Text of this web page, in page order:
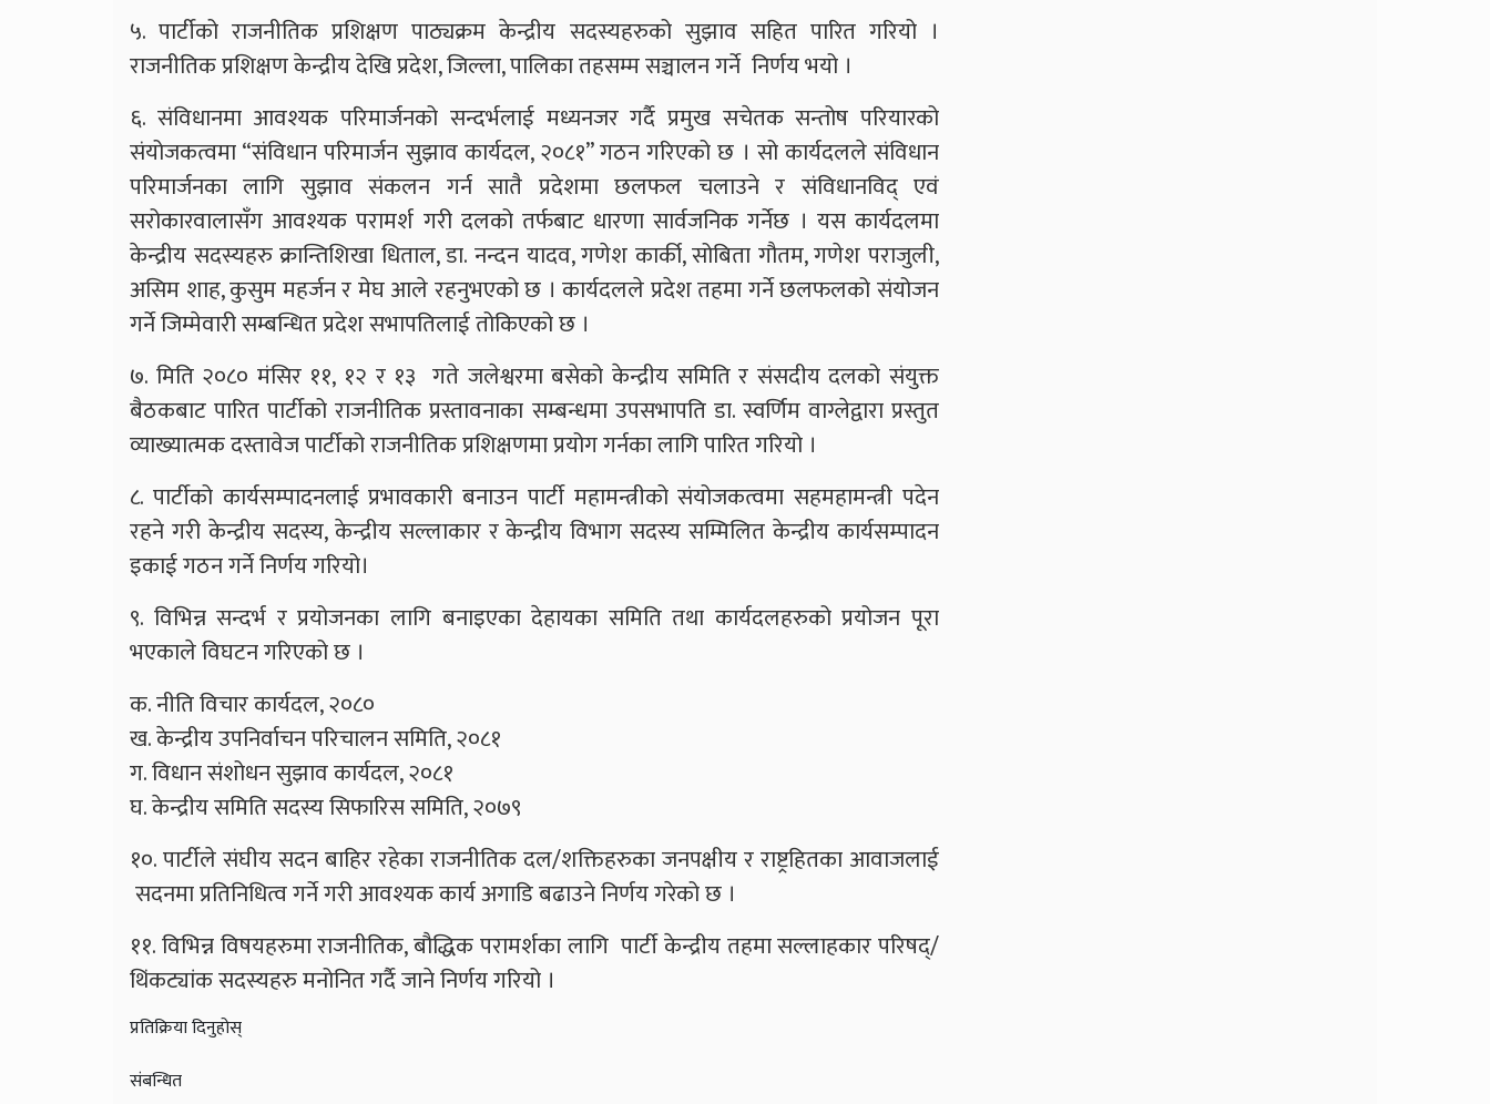
५. पार्टीको राजनीतिक प्रशिक्षण पाठ्यक्रम केन्द्रीय सदस्यहरुको सुझाव सहित पारित गरियो ।
राजनीतिक प्रशिक्षण केन्द्रीय देखि प्रदेश, जिल्ला, पालिका तहसम्म सञ्चालन गर्ने निर्णय भयो ।
६. संविधानमा आवश्यक परिमार्जनको सन्दर्भलाई मध्यनजर गर्दै प्रमुख सचेतक सन्तोष परियारको
संयोजकत्वमा “संविधान परिमार्जन सुझाव कार्यदल, २०८१” गठन गरिएको छ । सो कार्यदलले संविधान
परिमार्जनका लागि सुझाव संकलन गर्न सातै प्रदेशमा छलफल चलाउने र संविधानविद् एवं
सरोकारवालासँग आवश्यक परामर्श गरी दलको तर्फबाट धारणा सार्वजनिक गर्नेछ । यस कार्यदलमा
केन्द्रीय सदस्यहरु क्रान्तिशिखा धिताल, डा. नन्दन यादव, गणेश कार्की, सोबिता गौतम, गणेश पराजुली,
असिम शाह, कुसुम महर्जन र मेघ आले रहनुभएको छ । कार्यदलले प्रदेश तहमा गर्ने छलफलको संयोजन
गर्ने जिम्मेवारी सम्बन्धित प्रदेश सभापतिलाई तोकिएको छ ।
७. मिति २०८० मंसिर ११, १२ र १३ गते जलेश्वरमा बसेको केन्द्रीय समिति र संसदीय दलको संयुक्त
बैठकबाट पारित पार्टीको राजनीतिक प्रस्तावनाका सम्बन्धमा उपसभापति डा. स्वर्णिम वाग्लेद्वारा प्रस्तुत
व्याख्यात्मक दस्तावेज पार्टीको राजनीतिक प्रशिक्षणमा प्रयोग गर्नका लागि पारित गरियो ।
८. पार्टीको कार्यसम्पादनलाई प्रभावकारी बनाउन पार्टी महामन्त्रीको संयोजकत्वमा सहमहामन्त्री पदेन
रहने गरी केन्द्रीय सदस्य, केन्द्रीय सल्लाकार र केन्द्रीय विभाग सदस्य सम्मिलित केन्द्रीय कार्यसम्पादन
इकाई गठन गर्ने निर्णय गरियो।
९. विभिन्न सन्दर्भ र प्रयोजनका लागि बनाइएका देहायका समिति तथा कार्यदलहरुको प्रयोजन पूरा
भएकाले विघटन गरिएको छ ।
क. नीति विचार कार्यदल, २०८०
ख. केन्द्रीय उपनिर्वाचन परिचालन समिति, २०८१
ग. विधान संशोधन सुझाव कार्यदल, २०८१
घ. केन्द्रीय समिति सदस्य सिफारिस समिति, २०७९
१०. पार्टीले संघीय सदन बाहिर रहेका राजनीतिक दल/शक्तिहरुका जनपक्षीय र राष्ट्रहितका आवाजलाई
सदनमा प्रतिनिधित्व गर्ने गरी आवश्यक कार्य अगाडि बढाउने निर्णय गरेको छ ।
११. विभिन्न विषयहरुमा राजनीतिक, बौद्धिक परामर्शका लागि पार्टी केन्द्रीय तहमा सल्लाहकार परिषद्/
थिंकट्यांक सदस्यहरु मनोनित गर्दै जाने निर्णय गरियो ।
प्रतिक्रिया दिनुहोस्
संबन्धित